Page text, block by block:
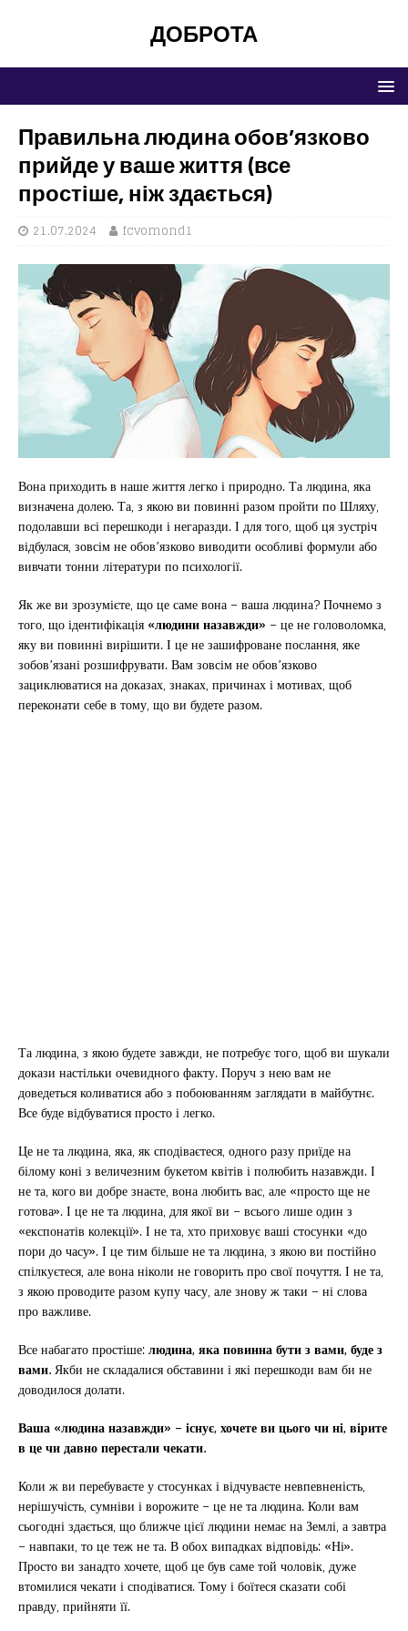
ДОБРОТА
Правильна людина обов’язково
прийде у ваше життя (все
простіше, ніж здається)
21.07.2024 fcvomond1
Вона приходить в наше життя легко і природно. Та людина, яка
визначена долею. Та, з якою ви повинні разом пройти по Шляху,
подолавши всі перешкоди і негаразди. І для того, щоб ця зустріч
відбулася, зовсім не обов’язково виводити особливі формули або
вивчати тонни літератури по психології.
Як же ви зрозумієте, що це саме вона – ваша людина? Почнемо з
того, що ідентифікація «людини назавжди» – це не головоломка,
яку ви повинні вирішити. І це не зашифроване послання, яке
зобов’язані розшифрувати. Вам зовсім не обов’язково
зациклюватися на доказах, знаках, причинах і мотивах, щоб
переконати себе в тому, що ви будете разом.
Та людина, з якою будете завжди, не потребує того, щоб ви шукали
докази настільки очевидного факту. Поруч з нею вам не
доведеться коливатися або з побоюванням заглядати в майбутнє.
Все буде відбуватися просто і легко.
Це не та людина, яка, як сподіваєтеся, одного разу приїде на
білому коні з величезним букетом квітів і полюбить назавжди. І
не та, кого ви добре знаєте, вона любить вас, але «просто ще не
готова». І це не та людина, для якої ви – всього лише один з
«експонатів колекції». І не та, хто приховує ваші стосунки «до
пори до часу». І це тим більше не та людина, з якою ви постійно
спілкуєтеся, але вона ніколи не говорить про свої почуття. І не та,
з якою проводите разом купу часу, але знову ж таки – ні слова
про важливе.
Все набагато простіше:людина, яка повинна бути з вами, буде з
вами.Якби не складалися обставини і які перешкоди вам би не
доводилося долати.
Ваша «людина назавжди» – існує, хочете ви цього чи ні, вірите
в це чи давно перестали чекати.
Коли ж ви перебуваєте у стосунках і відчуваєте невпевненість,
нерішучість, сумніви і ворожите – це не та людина. Коли вам
сьогодні здається, що ближче цієї людини немає на Землі, а завтра
– навпаки, то це теж не та. В обох випадках відповідь: «Ні».
Просто ви занадто хочете, щоб це був саме той чоловік, дуже
втомилися чекати і сподіватися. Тому і боїтеся сказати собі
правду, прийняти її.